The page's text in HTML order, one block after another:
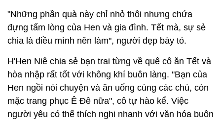
"Những phần quà này chỉ nhỏ thôi nhưng chứa
đựng tấm lòng của Hen và gia đình. Tết mà, sự sẻ
chia là điều mình nên làm", người đẹp bày tỏ.
H'Hen Niê chia sẻ bạn trai từng về quê cô ăn Tết và
hòa nhập rất tốt với không khí buôn làng. "Bạn của
Hen ngồi nói chuyện và ăn uống cùng các chú, còn
mặc trang phục Ê Đê nữa", cô tự hào kể. Việc
người yêu có thể thích nghi nhanh với văn hóa buôn